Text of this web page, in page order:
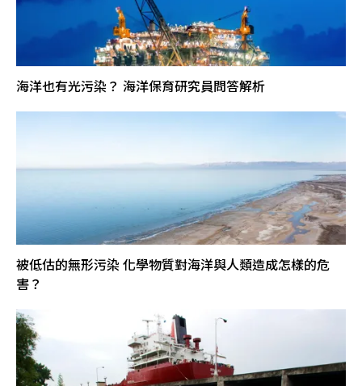
海洋也有光污染？ 海洋保育研究員問答解析
被低估的無形污染 化學物質對海洋與人類造成怎樣的危
害？